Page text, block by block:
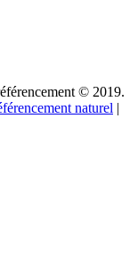
© 2019.
naturel |